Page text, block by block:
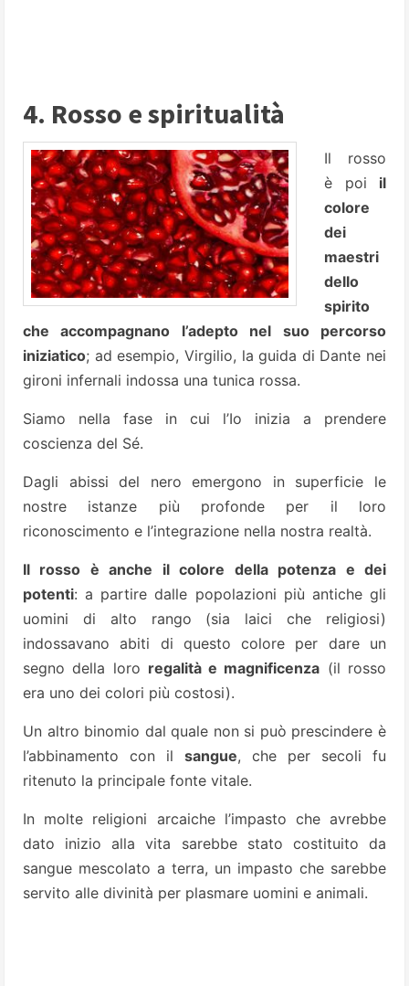
4. Rosso e spiritualità
Il rosso
è poi il
colore
dei
maestri
dello
spirito
che accompagnano l’adepto nel suo percorso
iniziatico; ad esempio, Virgilio, la guida di Dante nei
gironi infernali indossa una tunica rossa.
Siamo nella fase in cui l’Io inizia a prendere
coscienza del Sé.
Dagli abissi del nero emergono in superficie le
nostre istanze più profonde per il loro
riconoscimento e l’integrazione nella nostra realtà.
Il rosso è anche il colore della potenza e dei
potenti: a partire dalle popolazioni più antiche gli
uomini di alto rango (sia laici che religiosi)
indossavano abiti di questo colore per dare un
segno della loro regalità e magnificenza (il rosso
era uno dei colori più costosi).
Un altro binomio dal quale non si può prescindere è
l’abbinamento con il sangue, che per secoli fu
ritenuto la principale fonte vitale.
In molte religioni arcaiche l’impasto che avrebbe
dato inizio alla vita sarebbe stato costituito da
sangue mescolato a terra, un impasto che sarebbe
servito alle divinità per plasmare uomini e animali.